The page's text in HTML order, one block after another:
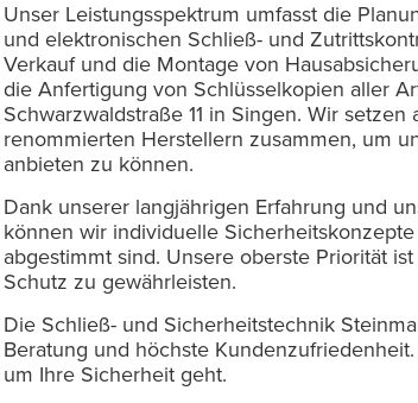
Unser Leistungsspektrum umfasst die
und elektronischen Schließ- und
Verkauf und die Montage von
die Anfertigung von Schlüsselkopien aller
Schwarzwaldstraße 11 in Singen. Wir
renommierten Herstellern zusammen, um
anbieten zu können.
Dank unserer langjährigen Erfahrung und
können wir individuelle
abgestimmt sind. Unsere oberste Priorität
Schutz zu gewährleisten.
Die Schließ- und Sicherheitstechnik
Beratung und höchste
um Ihre Sicherheit geht.